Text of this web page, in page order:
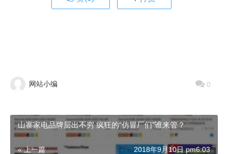
网站小编 0
山寨家电品牌层出不穷 疯狂的“仿冒厂们”谁来管？
« 上一篇 2018年9月10日 pm6:03